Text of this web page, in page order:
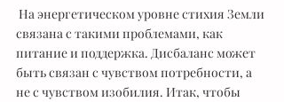
связана с такими проблемами, как
питание и поддержка. Дисбаланс может
быть связан с чувством потребности, а
не с чувством изобилия. Итак, чтобы